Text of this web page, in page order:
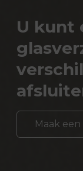
U kunt
Maak